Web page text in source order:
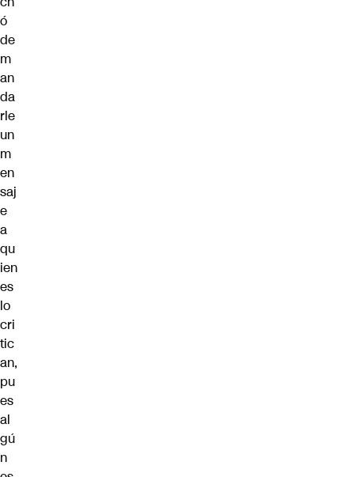
ó
de
m
an
da
rle
un
m
en
saj
e
a
qu
ien
es
lo
cri
tic
an,
pu
es
al
gú
n